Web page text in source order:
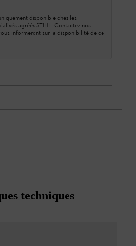
disponible chez les
agréés STIHL. Contactez nos
informeront sur la disponibilité de ce
techniques